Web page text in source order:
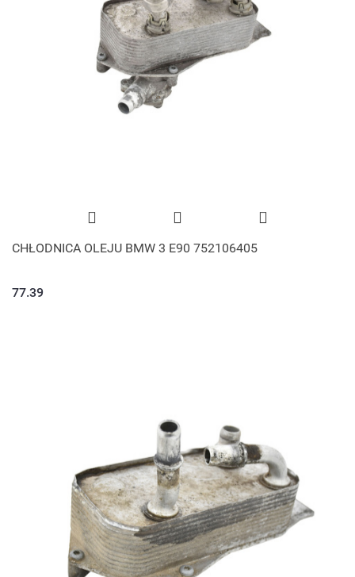
CHŁODNICA OLEJU BMW 3 E90 752106405
77.39